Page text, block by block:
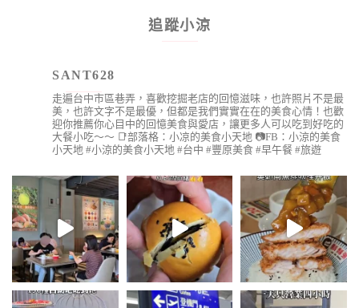
追蹤小涼
SANT628
走遍台中市區巷弄，喜歡挖掘老店的回憶滋味，也許照片不是最
美，也許文字不是最優，但都是我們實實在在的美食心情！也歡
迎你推薦你心目中的回憶美食與愛店，讓更多人可以吃到好吃的
大餐小吃～～ 📑部落格：小凉的美食小天地 📷FB：小涼的美食
小天地 #小涼的美食小天地 #台中 #豐原美食 #早午餐 #旅遊